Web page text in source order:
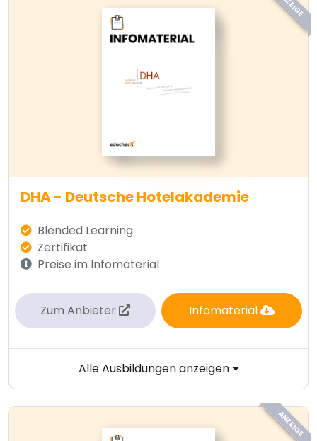
DHA - Deutsche Hotelakademie
Blended Learning
Zertifikat
Preise im Infomaterial
Zum Anbieter Infomaterial
Alle Ausbildungen anzeigen
ANZEIGE